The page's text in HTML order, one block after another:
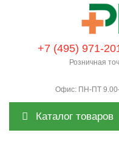
+7 (495) 971-
Розничная
Офис: ПН-ПТ
Каталог товаров